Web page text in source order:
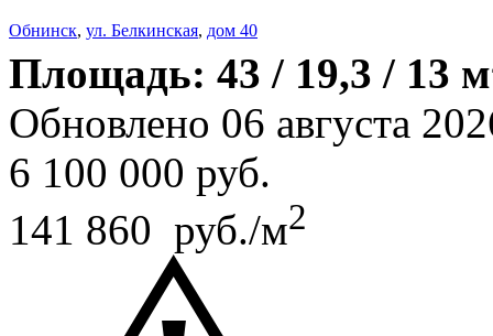
Обнинск, ул. Белкинская, дом 40
Площадь: 43 / 19,3 / 13 м
Обновлено 06 августа
6 100 000 руб.
141 860 руб./м2